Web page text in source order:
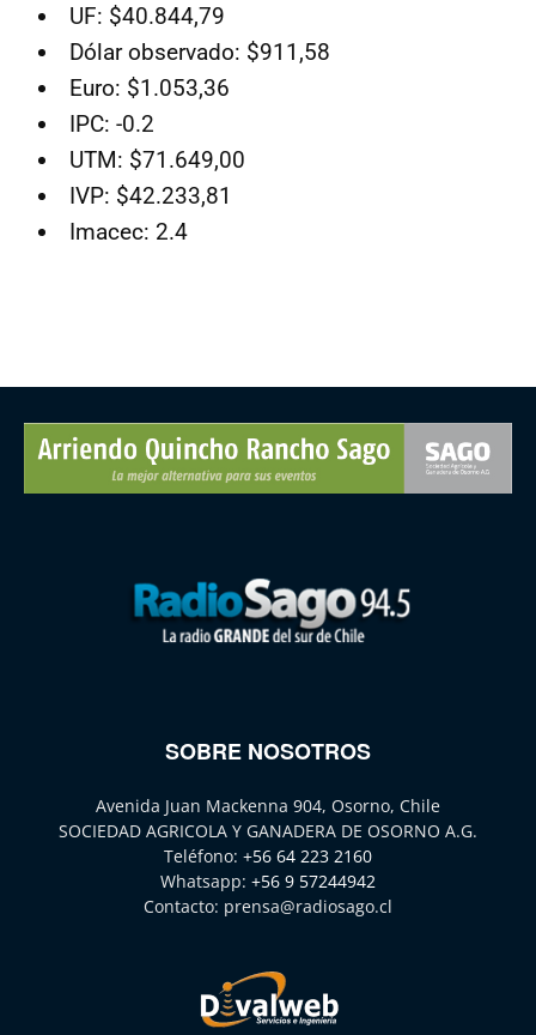
UF: $40.844,79
Dólar observado: $911,58
Euro: $1.053,36
IPC: -0.2
UTM: $71.649,00
IVP: $42.233,81
Imacec: 2.4
SOBRE NOSOTROS
Avenida Juan Mackenna 904, Osorno, Chile
SOCIEDAD AGRICOLA Y GANADERA DE OSORNO A.G.
Teléfono: +56 64 223 2160
Whatsapp: +56 9 57244942
Contacto: prensa@radiosago.cl